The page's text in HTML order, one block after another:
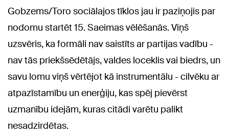
Gobzems/Toro sociālajos tīklos jau ir paziņojis par
nodomu startēt 15. Saeimas vēlēšanās. Viņš
uzsvēris, ka formāli nav saistīts ar partijas vadību -
nav tās priekšsēdētājs, valdes loceklis vai biedrs, un
savu lomu viņš vērtējot kā instrumentālu - cilvēku ar
atpazīstamību un enerģiju, kas spēj pievērst
uzmanību idejām, kuras citādi varētu palikt
nesadzirdētas.